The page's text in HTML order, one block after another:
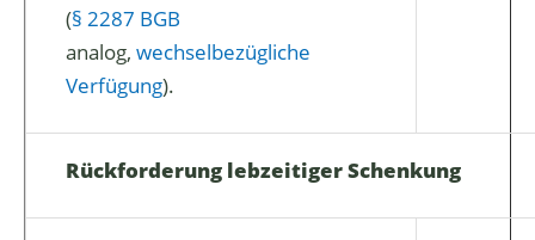
(§ 2287 BGB
analog, wechselbezügliche
Verfügung).
Rückforderung lebzeitiger Schenkung